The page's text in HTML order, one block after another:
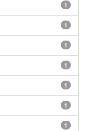
1
1
1
1
1
1
1